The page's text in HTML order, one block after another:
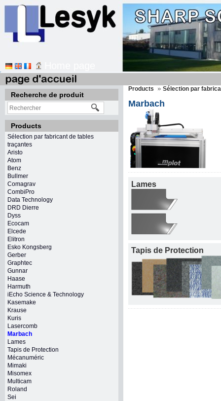
Recherche de produit
Products
Sélection par fabricant de tables
traçantes
Aristo
Atom
Benz
Bullmer
Comagrav
CombiPro
Data Technology
DRD Dierre
Dyss
Ecocam
Elcede
Elitron
Esko Kongsberg
Gerber
Graphtec
Gunnar
Haase
Harmuth
iEcho Science & Technology
Kasemake
Krause
Kuris
Lasercomb
Marbach
Lames
Tapis de Protection
Mécanuméric
Mimaki
Misomex
Multicam
Roland
Sei
Products Sélection par
Marbach
Lames
Tapis de Protection